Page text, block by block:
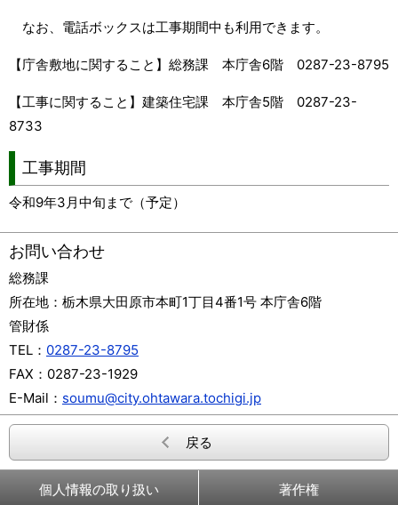
なお、電話ボックスは工事期間中も利用できます。
【庁舎敷地に関すること】総務課 本庁舎6階 0287-23-8795
【工事に関すること】建築住宅課 本庁舎5階 0287-23-
8733
工事期間
令和9年3月中旬まで（予定）
お問い合わせ
総務課
所在地： 栃木県大田原市本町1丁目4番1号 本庁舎6階
管財係
TEL： 0287-23-8795
FAX： 0287-23-1929
E-Mail： soumu@city.ohtawara.tochigi.jp
戻る
個人情報の取り扱い 著作権